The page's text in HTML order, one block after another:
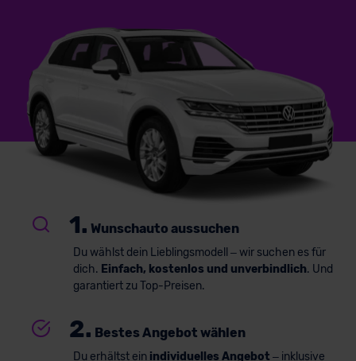
1. Wunschauto aussuchen
Du wählst dein Lieblingsmodell – wir suchen es für
dich. Einfach, kostenlos und unverbindlich. Und
garantiert zu Top-Preisen.
2. Bestes Angebot wählen
Du erhältst ein individuelles Angebot – inklusive